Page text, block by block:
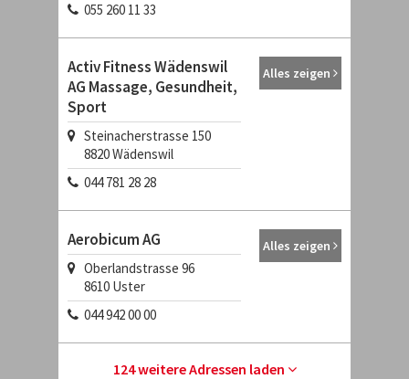
055 260 11 33
Activ Fitness Wädenswil
AG Massage, Gesundheit,
Sport
Steinacherstrasse 150
8820Wädenswil
044 781 28 28
Alles zeigen
Aerobicum AG
Oberlandstrasse 96
8610 Uster
044 942 00 00
Alles zeigen
124 weitere Adressen laden